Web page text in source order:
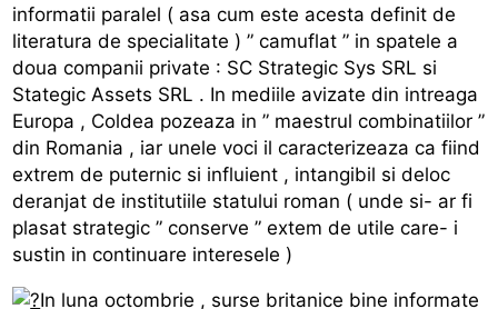
informatii paralel ( asa cum este acesta definit de
literatura de specialitate ) ” camuflat ” in spatele a
doua companii private : SC Strategic Sys SRL si
Stategic Assets SRL . In mediile avizate din intreaga
Europa , Coldea pozeaza in ” maestrul combinatiilor ”
din Romania , iar unele voci il caracterizeaza ca fiind
extrem de puternic si influient , intangibil si deloc
deranjat de institutiile statului roman ( unde si- ar fi
plasat strategic ” conserve ” extem de utile care- i
sustin in continuare interesele )
In luna octombrie , surse britanice bine informate